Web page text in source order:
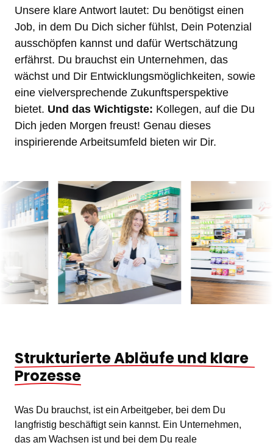
Unsere klare Antwort lautet: Du benötigst einen
Job, in dem Du Dich sicher fühlst, Dein Potenzial
ausschöpfen kannst und dafür Wertschätzung
erfährst. Du brauchst ein Unternehmen, das
wächst und Dir Entwicklungsmöglichkeiten, sowie
eine vielversprechende Zukunftsperspektive
bietet. Und das Wichtigste: Kollegen, auf die Du
Dich jeden Morgen freust! Genau dieses
inspirierende Arbeitsumfeld bieten wir Dir.
Strukturierte Abläufe und
Prozesse
Was Du brauchst, ist ein Arbeitgeber, bei dem Du
langfristig beschäftigt sein kannst. Ein Unternehmen,
das am Wachsen ist und bei dem Du reale